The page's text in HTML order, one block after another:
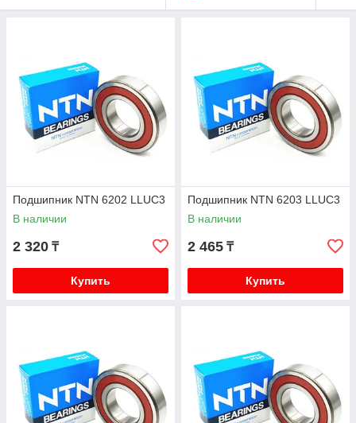
Подшипник NTN 6202 LLUC3
В наличии
2 320 ₸
Купить
Подшипник NTN 6203 LLUC3
В наличии
2 465 ₸
Купить